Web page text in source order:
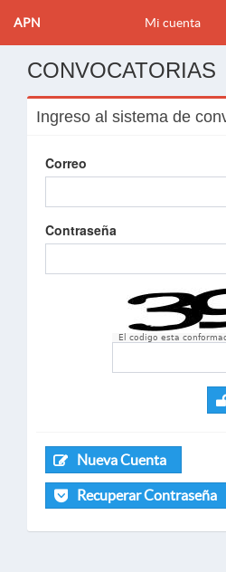
APN Mi cuenta
CONVOCATORIAS
Ingreso al sistema de
Correo
Contraseña
El codigo esta
Nueva Cuenta
Recuperar Contraseña